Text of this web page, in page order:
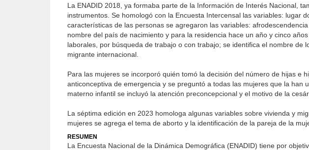
La ENADID 2018, ya formaba parte de la Información de Interés Nacional,
instrumentos. Se homologó con la Encuesta Intercensal las variables: lugar
características de las personas se agregaron las variables:
nombre del país de nacimiento y para la residencia hace un año y cinco
laborales, por búsqueda de trabajo o con trabajo; se identifica el nombre de
migrante internacional.
Para las mujeres se incorporó quién tomó la decisión del número de hijas e
anticonceptiva de emergencia y se preguntó a todas las mujeres que la han
materno infantil se incluyó la atención preconcepcional y el motivo de la
La séptima edición en 2023 homologa algunas variables sobre vivienda y
mujeres se agrega el tema de aborto y la identificación de la pareja de la
RESUMEN
La Encuesta Nacional de la Dinámica Demográfica (ENADID) tiene por